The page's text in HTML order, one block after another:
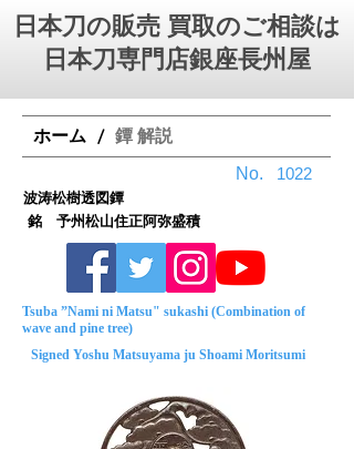
日本刀の販売 買取のご相談は
日本刀専門店銀座⻑州屋
ホーム / 鐔 解説
No.
銘 予州松山住正阿弥盛積
Tsuba ”Nami ni Matsu" sukashi (Combination of
wave and pine tree)
Signed Yoshu Matsuyama ju Shoami Moritsumi
波涛松樹透図鐔
1022